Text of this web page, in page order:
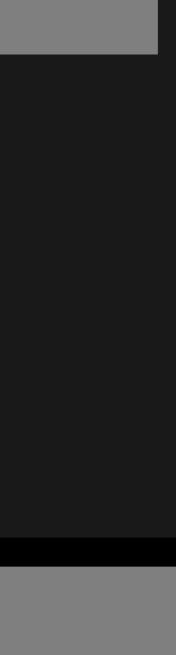
ventana)
ventana)